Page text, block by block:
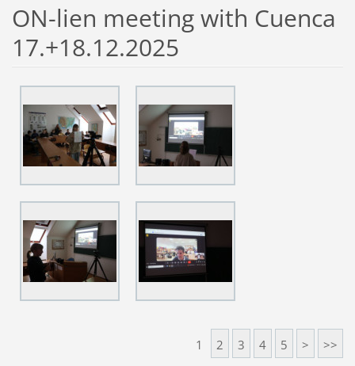
ON-lien meeting with Cuenca
17.+18.12.2025
1 2 3 4 5 > >>